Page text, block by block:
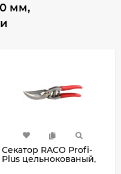
мм,
Секатор RACO Profi-
Plus цельнокованый,